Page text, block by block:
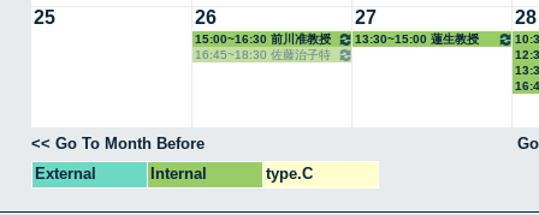
25 26
15:00~16:30 前川准教授
16:45~18:30 佐藤治子特
27
13:30~15:00 蓮生教授
28
授
<< Go To Month Before
External
Internal type.C